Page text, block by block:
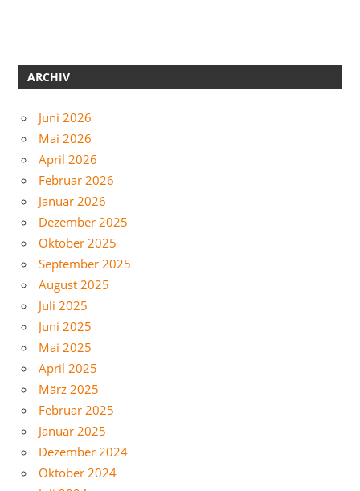
ARCHIV
Juni 2026
Mai 2026
April 2026
Februar 2026
Januar 2026
Dezember 2025
Oktober 2025
September 2025
August 2025
Juli 2025
Juni 2025
Mai 2025
April 2025
März 2025
Februar 2025
Januar 2025
Dezember 2024
Oktober 2024